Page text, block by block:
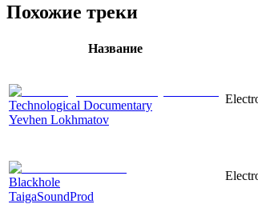
Похожие треки
Название
Technological Documentary
Yevhen Lokhmatov
Blackhole
TaigaSoundProd